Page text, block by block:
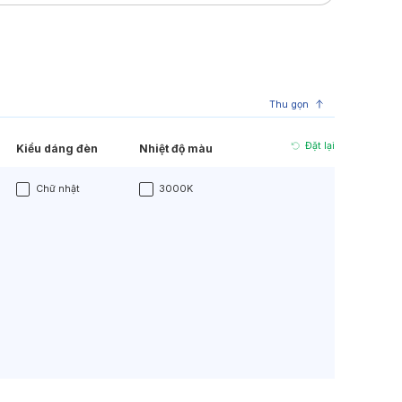
Thu gọn
Kiểu dáng đèn Nhiệt độ màu
Kiểu dáng đèn
Chữ nhật
Nhiệt độ màu
3000K
Đặt lại